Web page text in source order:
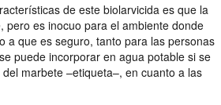
de este biolarvicida es que la
pero es inocuo para el ambiente donde
a que es seguro, tanto para las personas
puede incorporar en agua potable si se
marbete –etiqueta–, en cuanto a las